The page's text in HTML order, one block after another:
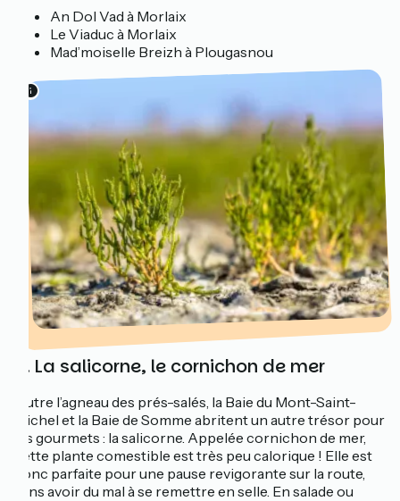
An Dol Vad à Morlaix
Le Viaduc à Morlaix
Mad’moiselle Breizh à Plougasnou
4. La salicorne, le cornichon de mer
Outre l’agneau des prés-salés, la Baie du Mont-Saint-
Michel et la Baie de Somme abritent un autre trésor pour
les gourmets : la salicorne. Appelée cornichon de mer,
cette plante comestible est très peu calorique ! Elle est
donc parfaite pour une pause revigorante sur la route,
sans avoir du mal à se remettre en selle. En salade ou